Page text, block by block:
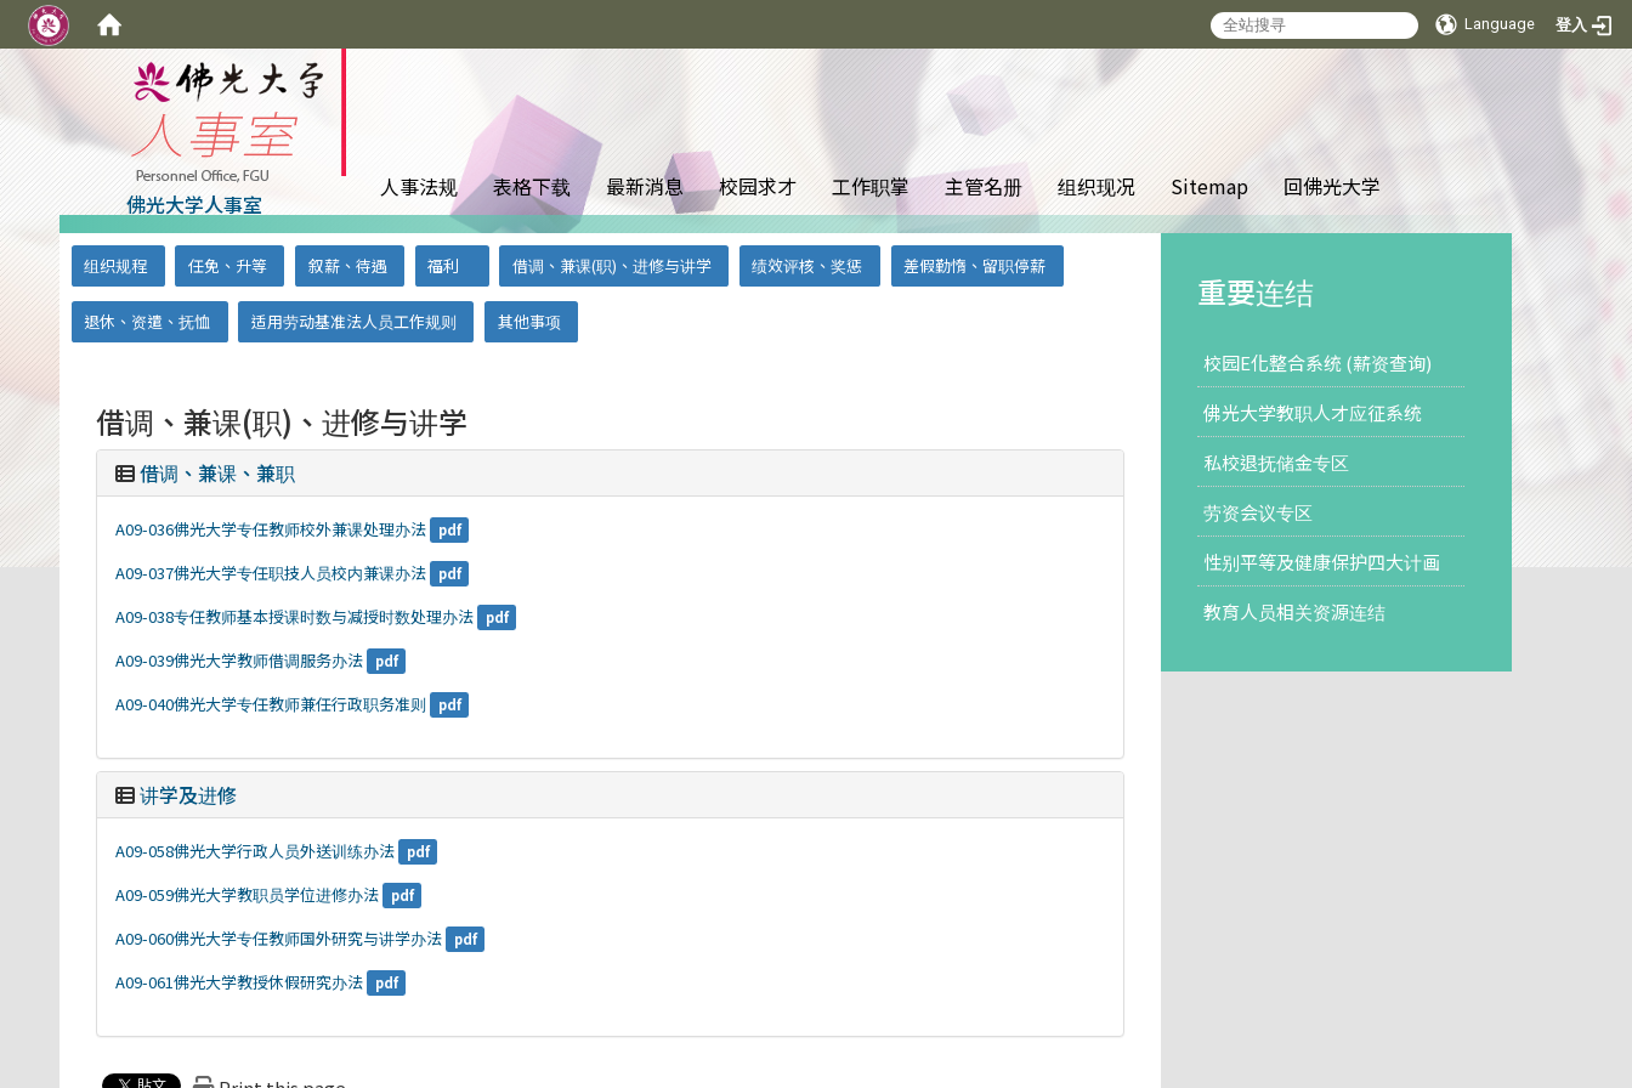
Language 登入
佛光大学人事室
::: 人事法规 表格下载 最新消息 校园求才 工作职掌 主管名册 组织现况 Sitemap 回佛光大学
:::
组织规程 任免、升等 叙薪、待遇 福利 借调、兼课(职)、进修与讲学 绩效评核、奖惩 差假勤惰、留职停薪
退休、资遣、抚恤 适用劳动基准法人员工作规则 其他事项
借调、兼课(职)、进修与讲学
借调、兼课、兼职
A09-036佛光大学专任教师校外兼课处理办法 pdf
A09-037佛光大学专任职技人员校内兼课办法 pdf
A09-038专任教师基本授课时数与减授时数处理办法 pdf
A09-039佛光大学教师借调服务办法 pdf
A09-040佛光大学专任教师兼任行政职务准则 pdf
讲学及进修
A09-058佛光大学行政人员外送训练办法 pdf
A09-059佛光大学教职员学位进修办法 pdf
A09-060佛光大学专任教师国外研究与讲学办法 pdf
A09-061佛光大学教授休假研究办法 pdf
重要连结
校园E化整合系统 (薪资查询)
佛光大学教职人才应征系统
私校退抚储金专区
劳资会议专区
性别平等及健康保护四大计画
教育人员相关资源连结